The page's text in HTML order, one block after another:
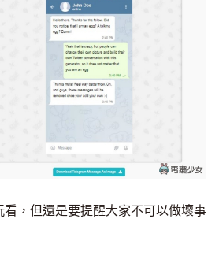
，但還是要提醒大家不可以做壞事